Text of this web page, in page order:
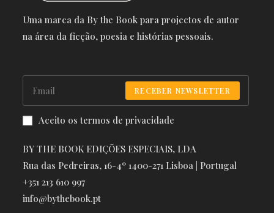
Uma marca da By the Book para projectos de autor
na área da ficção, poesia e histórias pessoais.
RECEBER NEWSLETTER
Aceito os termos de privacidade
BY THE BOOK EDIÇÕES ESPECIAIS, LDA
Rua das Pedreiras, 16-4º 1400-271 Lisboa | Portugal
+351 213 610 997
info@bythebook.pt